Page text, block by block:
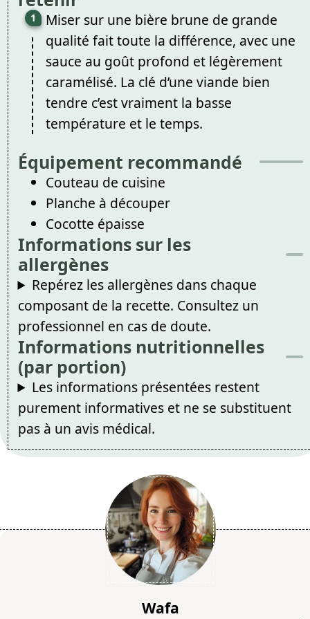
Miser sur une bière brune de grande
qualité fait toute la différence, avec une
sauce au goût profond et légèrement
caramélisé. La clé d’une viande bien
tendre c’est vraiment la basse
température et le temps.
Équipement recommandé
Couteau de cuisine
Planche à découper
Cocotte épaisse
Informations sur les
allergènes
Repérez les allergènes dans chaque
composant de la recette. Consultez un
professionnel en cas de doute.
Informations nutritionnelles
(par portion)
Les informations présentées restent
purement informatives et ne se substituent
pas à un avis médical.
Wafa